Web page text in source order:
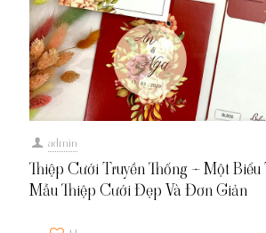
admin
Thiệp Cưới Truyền Thống – Một
Mẫu Thiệp Cưới Đẹp Và Đơn Giản